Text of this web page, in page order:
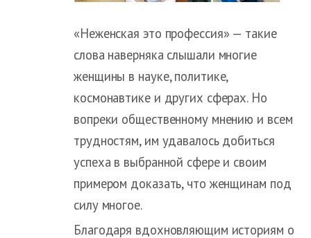
«Неженская это профессия» — такие
слова наверняка слышали многие
женщины в науке, политике,
космонавтике и других сферах. Но
вопреки общественному мнению и всем
трудностям, им удавалось добиться
успеха в выбранной сфере и своим
примером доказать, что женщинам под
силу многое.
Благодаря вдохновляющим историям о